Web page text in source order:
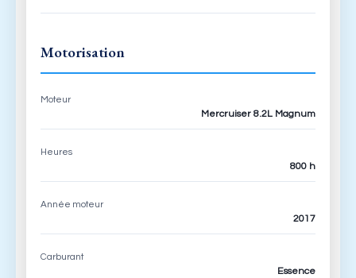
Motorisation
Moteur
Mercruiser 8.2L Magnum
Heures
800 h
Année moteur
2017
Carburant
Essence